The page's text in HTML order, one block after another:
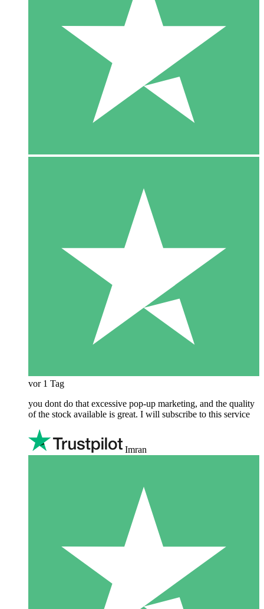
vor 1 Tag
you dont do that excessive pop-up marketing, and the quality
of the stock available is great. I will subscribe to this service
Imran